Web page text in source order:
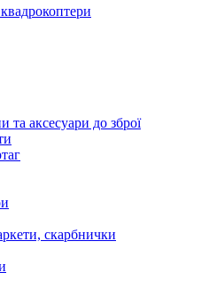
та аксесуари до зброї
скарбнички